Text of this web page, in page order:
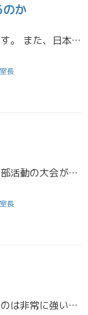
か
今年は台風が多く発生しています。 また、日本に接近してくる台風が多いようです。 そもそも台風とはどうやって発生するのでしょうか。 台風は熱帯地方で発生した低気圧が成長したものです。 言われてみたらそうですよね、北の方で発 […]
長
中体連や高校総体など、様々な部活動の大会が行われています。 中３生や高３生は特に最後の大会となる人も多いでしょう。それだけに完全燃焼して悔いのないようにしてもらいたいです。もちろんまだ先にコンクールなどがある文化部の生徒 […]
長
何においても、「興味」というのは非常に強い力を発揮することがあります。 例えば、好きな歌手がいたとしましょう。きっとその歌手のいろんなことを知りたいと思うでしょう。 これまでに歌っている曲は？何歳なんだろう？どこの生まれ […]